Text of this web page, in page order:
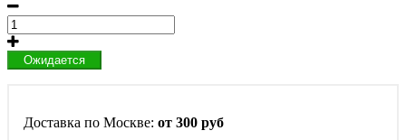
Ожидается
Доставка по Москве: от 300 руб